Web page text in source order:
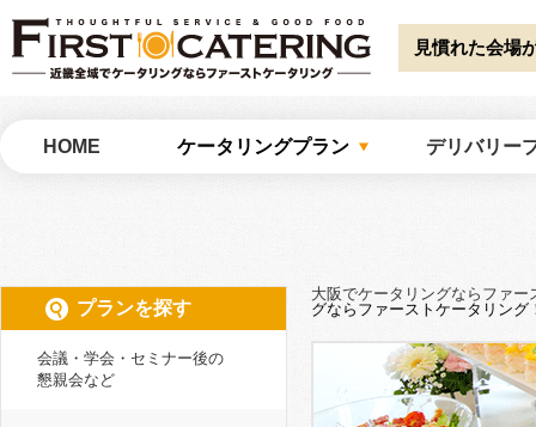
Warning : Undefined array key "HTTP_ACCEPT_LANGUAGE" in/home/
catering/common/meta.php on line51 見慣れた会場
HOME ケータリングプラン デリバリー
大阪でケータリングならファー
グならファーストケータリング
プランを探す
会議・学会・セミナー後の
懇親会など